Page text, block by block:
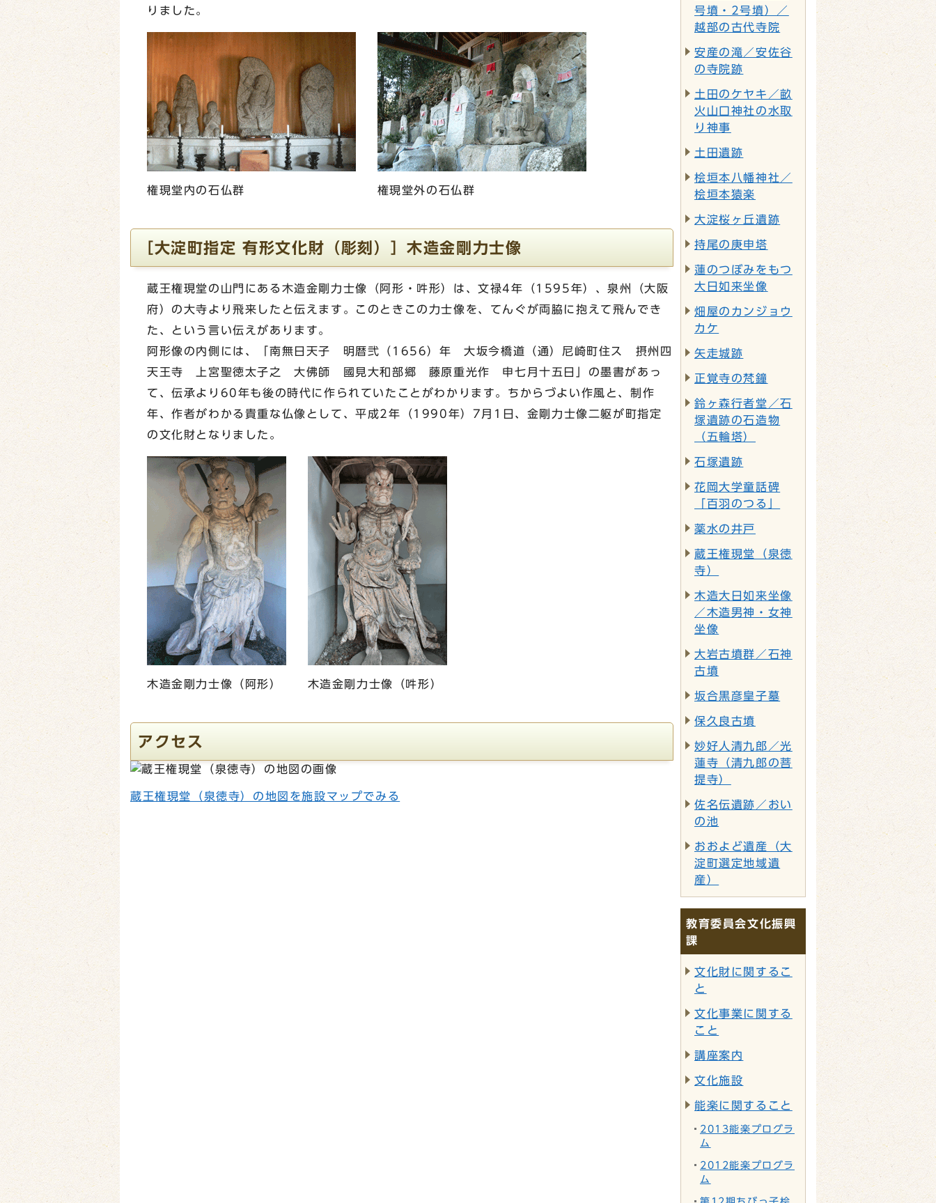
りました。
権現堂内の石仏群 権現堂外の石仏群
［大淀町指定 有形文化財（彫刻）］木造金剛力士像
蔵王権現堂の山門にある木造金剛力士像（阿形・吽形）は、文禄4年（1595年）、泉州（大阪
府）の大寺より飛来したと伝えます。このときこの力士像を、てんぐが両脇に抱えて飛んでき
た、という言い伝えがあります。
阿形像の内側には、「南無日天子 明暦弐（1656）年 大坂今橋道（通）尼崎町住ス 摂州四
天王寺 上宮聖徳太子之 大佛師 國見大和部郷 藤原重光作 申七月十五日」の墨書があっ
て、伝承より60年も後の時代に作られていたことがわかります。ちからづよい作風と、制作
年、作者がわかる貴重な仏像として、平成2年（1990年）7月1日、金剛力士像二躯が町指定
の文化財となりました。
木造金剛力士像（阿形） 木造金剛力士像（吽形）
アクセス
蔵王権現堂（泉徳寺）の地図を施設マップでみる
号墳・2号墳）／
越部の古代寺院
安産の滝／安佐谷
の寺院跡
土田のケヤキ／畝
火山口神社の水取
り神事
土田遺跡
桧垣本八幡神社／
桧垣本猿楽
大淀桜ヶ丘遺跡
持尾の庚申塔
蓮のつぼみをもつ
大日如来坐像
畑屋のカンジョウ
カケ
矢走城跡
正覚寺の梵鐘
鈴ヶ森行者堂／石
塚遺跡の石造物
（五輪塔）
石塚遺跡
花岡大学童話碑
「百羽のつる」
薬水の井戸
蔵王権現堂（泉徳
寺）
木造大日如来坐像
／木造男神・女神
坐像
大岩古墳群／石神
古墳
坂合黒彦皇子墓
保久良古墳
妙好人清九郎／光
蓮寺（清九郎の菩
提寺）
佐名伝遺跡／おい
の池
おおよど遺産（大
淀町選定地域遺
産）
教育委員会文化振興
課
文化財に関するこ
と
文化事業に関する
こと
講座案内
文化施設
能楽に関すること
2013能楽プログラ
ム
2012能楽プログラ
ム